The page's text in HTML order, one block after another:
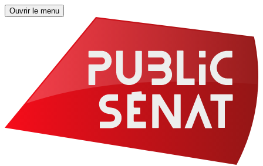
Ouvrir le menu